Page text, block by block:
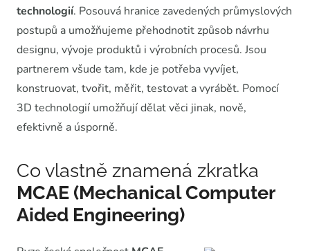
technologií. Posouvá hranice zavedených průmyslových
postupů a umožňujeme přehodnotit způsob návrhu
designu, vývoje produktů i výrobních procesů. Jsou
partnerem všude tam, kde je potřeba vyvíjet,
konstruovat, tvořit, měřit, testovat a vyrábět. Pomocí
3D technologií umožňují dělat věci jinak, nově,
efektivně a úsporně.
Co vlastně znamená zkratka
MCAE (Mechanical Computer
Aided Engineering)